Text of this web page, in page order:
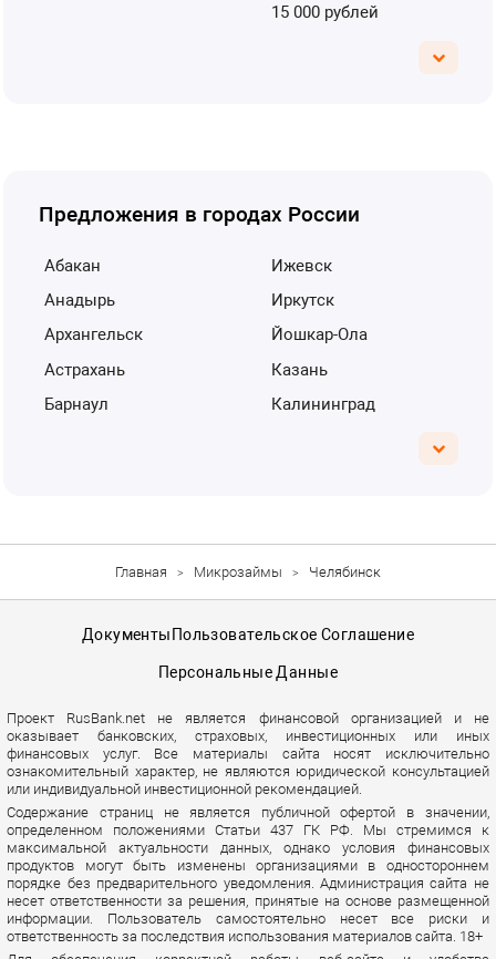
15 000 рублей
Предложения в городах России
Абакан
Анадырь
Архангельск
Астрахань
Барнаул
Ижевск
Иркутск
Йошкар-Ола
Казань
Калининград
Главная Микрозаймы Челябинск
Документы Пользовательское Соглашение
Персональные Данные
Проект RusBank.net не является финансовой организацией и не
оказывает банковских, страховых, инвестиционных или иных
финансовых услуг. Все материалы сайта носят исключительно
ознакомительный характер, не являются юридической консультацией
или индивидуальной инвестиционной рекомендацией.
Содержание страниц не является публичной офертой в значении,
определенном положениями Статьи 437 ГК РФ. Мы стремимся к
максимальной актуальности данных, однако условия финансовых
продуктов могут быть изменены организациями в одностороннем
порядке без предварительного уведомления. Администрация сайта не
несет ответственности за решения, принятые на основе размещенной
информации. Пользователь самостоятельно несет все риски и
ответственность за последствия использования материалов сайта. 18+